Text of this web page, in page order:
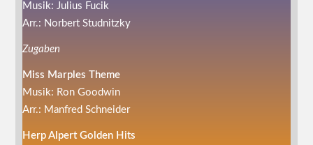
Musik: Julius Fucik
Arr.: Norbert Studnitzky
Zugaben
Miss Marples Theme
Musik: Ron Goodwin
Arr.: Manfred Schneider
Herp Alpert Golden Hits